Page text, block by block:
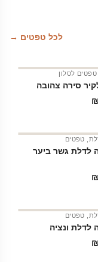
לכל טפטים →
טפטים לסלון
סירה צהובה
₪
טפטים
לדלת גשר ביער
₪
טפטים
לדלת ונציה
₪